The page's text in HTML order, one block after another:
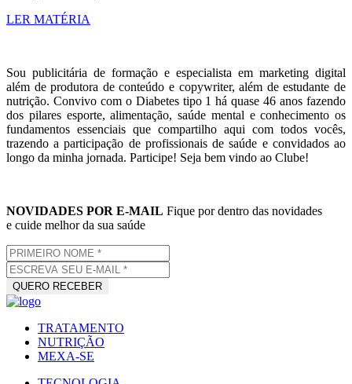
LER MATÉRIA
Sou publicitária de formação e especialista em marketing digital
além de produtora de conteúdo e copywriter, além de estudante de
nutrição. Convivo com o Diabetes tipo 1 há quase 46 anos fazendo
dos pilares esporte, alimentação, saúde mental e conhecimento os
fundamentos essenciais que compartilho aqui com todos vocês,
trazendo a participação de profissionais de saúde e convidados ao
longo da minha jornada. Participe! Seja bem vindo ao Clube!
NOVIDADES POR E-MAIL Fique por dentro das novidades
e cuide melhor da sua saúde
TRATAMENTO
NUTRIÇÃO
MEXA-SE